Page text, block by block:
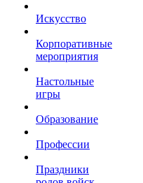
Искусство
Корпоративные
мероприятия
Настольные
игры
Образование
Профессии
Праздники